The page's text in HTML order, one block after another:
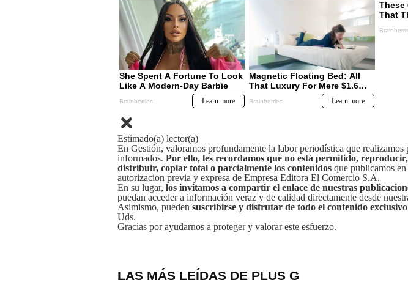
Estimado(a) lector(a)
En Gestión, valoramos profundamente la labor periodística que realizamos
informados. Por ello, les recordamos que no está permitido,
distribuir, copiar total o parcialmente los contenidos que publicamos
autorizacion previa y expresa de Empresa Editora El Comercio S.A.
En su lugar, los invitamos a compartir el enlace de nuestras
puedan acceder a información veraz y de calidad directamente desde
Asimismo, pueden suscribirse y disfrutar de todo el contenido exclusivo
Uds.
Gracias por ayudarnos a proteger y valorar este esfuerzo.
LAS MÁS LEÍDAS DE PLUS G